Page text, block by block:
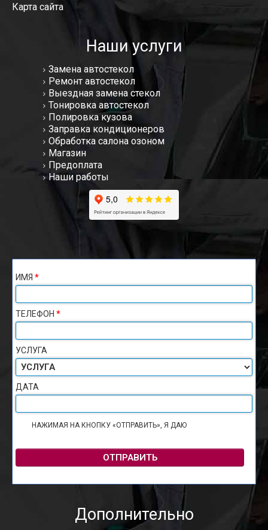
Карта сайта
Наши услуги
Замена автостекол
Ремонт автостекол
Выездная замена стекол
Тонировка автостекол
Полировка кузова
Заправка кондиционеров
Обработка салона озоном
Магазин
Предоплата
Наши работы
ИМЯ *
ТЕЛЕФОН *
УСЛУГА
ДАТА
НАЖИМАЯ НА КНОПКУ «ОТПРАВИТЬ», Я ДАЮ
ОТПРАВИТЬ
Дополнительно